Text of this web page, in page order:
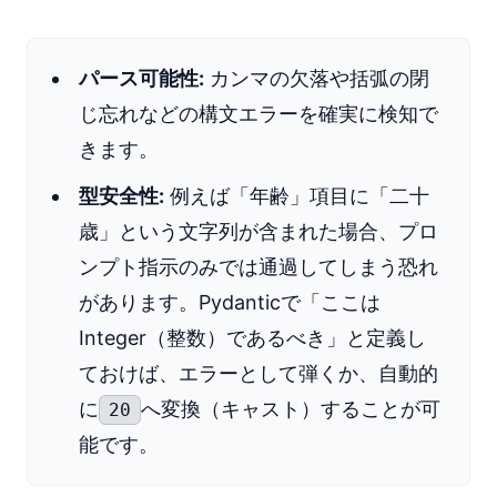
パース可能性: カンマの欠落や括弧の閉
じ忘れなどの構文エラーを確実に検知で
きます。
型安全性: 例えば「年齢」項目に「二十
歳」という文字列が含まれた場合、プロ
ンプト指示のみでは通過してしまう恐れ
があります。Pydanticで「ここは
Integer（整数）であるべき」と定義し
ておけば、エラーとして弾くか、自動的
に
20 へ変換（キャスト）することが可
能です。